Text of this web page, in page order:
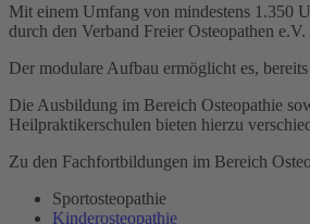
Mit einem Umfang von mindestens 1.350
durch den Verband Freier Osteopathen
Der modulare Aufbau ermöglicht es,
Die Ausbildung im Bereich Osteopathie
Heilpraktikerschulen bieten hierzu
Zu den Fachfortbildungen im Bereich
Sportosteopathie
Kinderosteopathie